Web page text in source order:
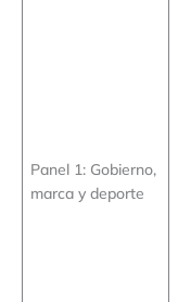
Panel 1: Gobierno,
marca y deporte